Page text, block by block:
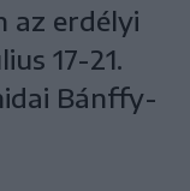
az erdélyi
17-21.
Bánffy-